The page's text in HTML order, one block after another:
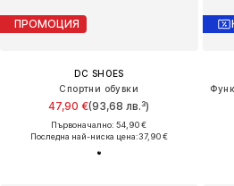
ПРОМОЦИЯ
DC SHOES
Спортни обувки
47,90 €(93,68 лв.³)
Първоначално: 54,90 €
Последна най-ниска цена:37,90 €